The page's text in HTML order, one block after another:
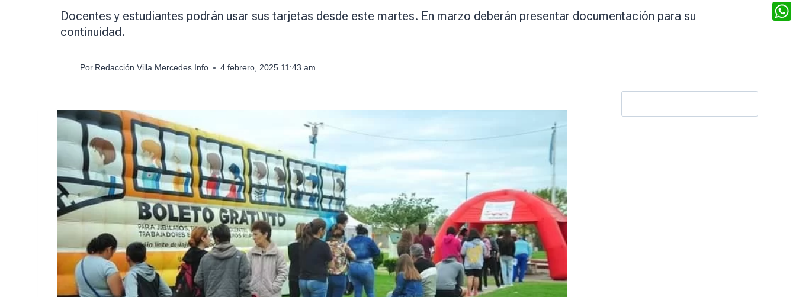
Docentes y estudiantes podrán usar sus tarjetas desde este martes. En marzo deberán presentar documentación para su
continuidad.
Por Redacción Villa Mercedes Info 4 febrero, 2025 11:43 am